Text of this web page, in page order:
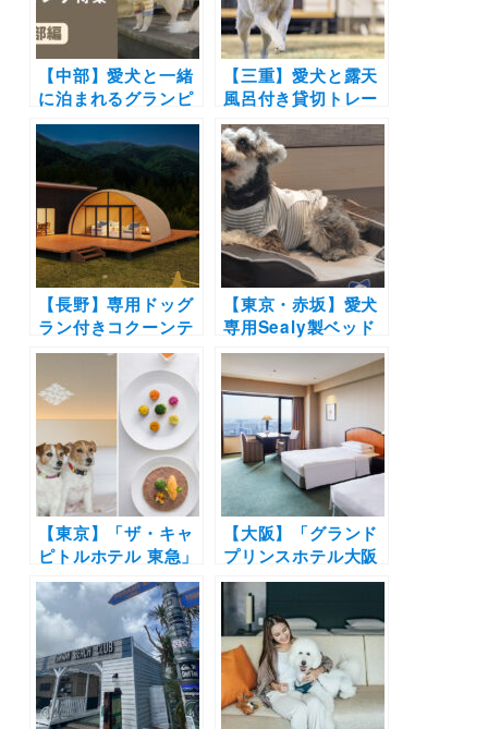
リフレ付きプラン
も！
【中部】愛犬と一緒
に泊まれるグランピ
ング18選！富士山や
雲海の絶景や極上の
バーベキューで愛犬
と特別な体験を♪
【三重】愛犬と露天
風呂付き貸切トレー
ラーハウスでグラン
ピング！専用ドッグ
ランも | 「Luxury
Trailers 離宮 伊勢」
2022年3月1日オー
プン
【長野】専用ドッグ
ラン付きコクーンテ
ントで愛犬と日本一
の星空を満喫！北欧
風グランピング施設
「mokki ～
stardust luxury
glamping achi
village～」2022年8
月オープン！
【東京・赤坂】愛犬
専用Sealy製ベッド
も！ラグジュアリー
サービスアパートメ
ント「フレイザース
イート⾚坂東京」で
「ペットと一緒にお
泊りプラン」販売を
開始
【東京】「ザ・キャ
ピトルホテル 東急」
でドッグフレンドリ
ー宿泊プランが2022
年3月23日からリニ
ューアル！愛犬用朝
食のルームサービス
や健康ごはんセミナ
ー付きプランも！
【大阪】「グランド
プリンスホテル大阪
ベイ（旧ハイアット
リージェンシー大
阪）」で愛犬と同室
宿泊！ワンちゃん用
ルームサービスやウ
エディングプランも
♪（2021年7月16日